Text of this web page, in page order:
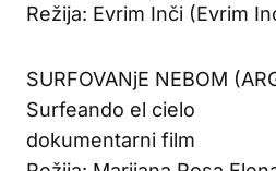
Režija: Evrim Inči (Evrim
SURFOVANjE NEBOM
Surfeando el cielo
dokumentarni film